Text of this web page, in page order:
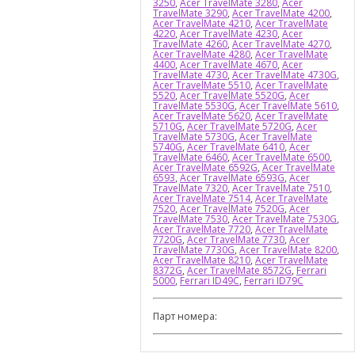
TravelMate 3290, Acer TravelMate 4200,
Acer TravelMate 4210, Acer TravelMate
4220, Acer TravelMate 4230, Acer
TravelMate 4260, Acer TravelMate 4270,
Acer TravelMate 4280, Acer TravelMate
4400, Acer TravelMate 4670, Acer
TravelMate 4730, Acer TravelMate 4730G,
Acer TravelMate 5510, Acer TravelMate
5520, Acer TravelMate 5520G, Acer
TravelMate 5530G, Acer TravelMate 5610,
Acer TravelMate 5620, Acer TravelMate
5710G, Acer TravelMate 5720G, Acer
TravelMate 5730G, Acer TravelMate
5740G, Acer TravelMate 6410, Acer
TravelMate 6460, Acer TravelMate 6500,
Acer TravelMate 6592G, Acer TravelMate
6593, Acer TravelMate 6593G, Acer
TravelMate 7320, Acer TravelMate 7510,
Acer TravelMate 7514, Acer TravelMate
7520, Acer TravelMate 7520G, Acer
TravelMate 7530, Acer TravelMate 7530G,
Acer TravelMate 7720, Acer TravelMate
7720G, Acer TravelMate 7730, Acer
TravelMate 7730G, Acer TravelMate 8200,
Acer TravelMate 8210, Acer TravelMate
8372G, Acer TravelMate 8572G, Ferrari
5000, Ferrari ID49C, Ferrari ID79C
Парт номера: